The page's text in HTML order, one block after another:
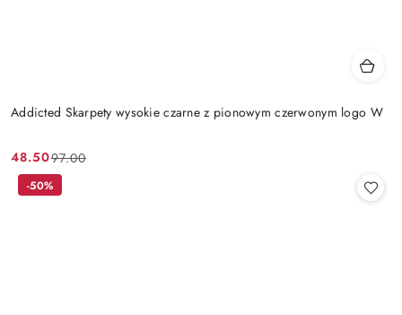
Addicted Skarpety wysokie czarne z pionowym czerwonym logo W
Cena
promocyjna:
48.50
Cena
przed
97.00
-50%